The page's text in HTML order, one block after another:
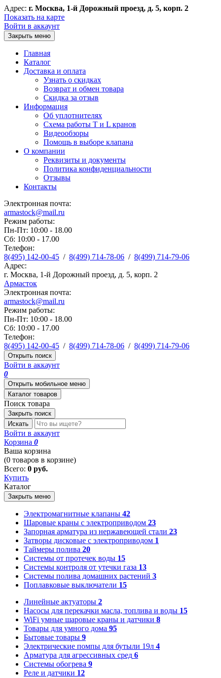
Адрес: г. Москва, 1-й Дорожный проезд, д. 5, корп. 2
Показать на карте
Войти в аккаунт
Закрыть меню
Главная
Каталог
Доставка и оплата
Узнать о скидках
Возврат и обмен товара
Скидка за отзыв
Информация
Об уплотнителях
Схема работы T и L кранов
Видеообзоры
Помощь в выборе клапана
О компании
Реквизиты и документы
Политика конфиденциальности
Отзывы
Контакты
Электронная почта:
armastock@mail.ru
Режим работы:
Пн-Пт: 10:00 - 18.00
Сб: 10:00 - 17.00
Телефон:
8(495) 142-00-45 / 8(499) 714-78-06 / 8(499) 714-79-06
Адрес:
г. Москва, 1-й Дорожный проезд, д. 5, корп. 2
Армасток
Электронная почта:
armastock@mail.ru
Режим работы:
Пн-Пт: 10:00 - 18.00
Сб: 10:00 - 17.00
Телефон:
8(495) 142-00-45 / 8(499) 714-78-06 / 8(499) 714-79-06
Открыть поиск
Войти в аккаунт
0
Открыть мобильное меню
Каталог товаров
Поиск товара
Закрыть поиск
Искать
Войти в аккаунт
Корзина 0
Ваша корзина
(0 товаров в корзине)
Всего: 0 руб.
Купить
Каталог
Закрыть меню
Электромагнитные клапаны 42
Шаровые краны с электроприводом 23
Запорная арматура из нержавеющей стали 23
Затворы дисковые с электроприводом 1
Таймеры полива 20
Системы от протечек воды 15
Системы контроля от утечки газа 13
Системы полива домашних растений 3
Поплавковые выключатели 15
Линейные актуаторы 2
Насосы для перекачки масла, топлива и воды 15
WiFi умные шаровые краны и датчики 8
Товары для умного дома 95
Бытовые товары 9
Электрические помпы для бутыли 19л 4
Арматура для агрессивных сред 6
Системы обогрева 9
Реле и датчики 12